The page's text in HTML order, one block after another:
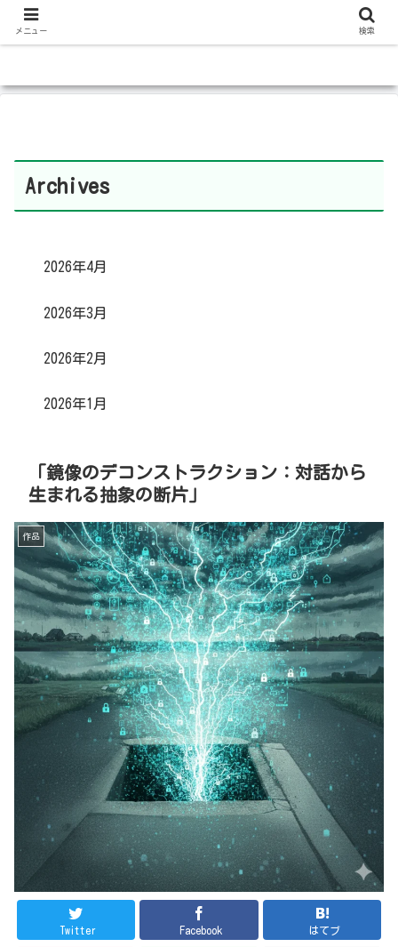
Archives
2026年4月
2026年3月
2026年2月
2026年1月
「鏡像のデコンストラクション：対話から
生まれる抽象の断片」
作品
Twitter Facebook はてブ
メニュー 検索